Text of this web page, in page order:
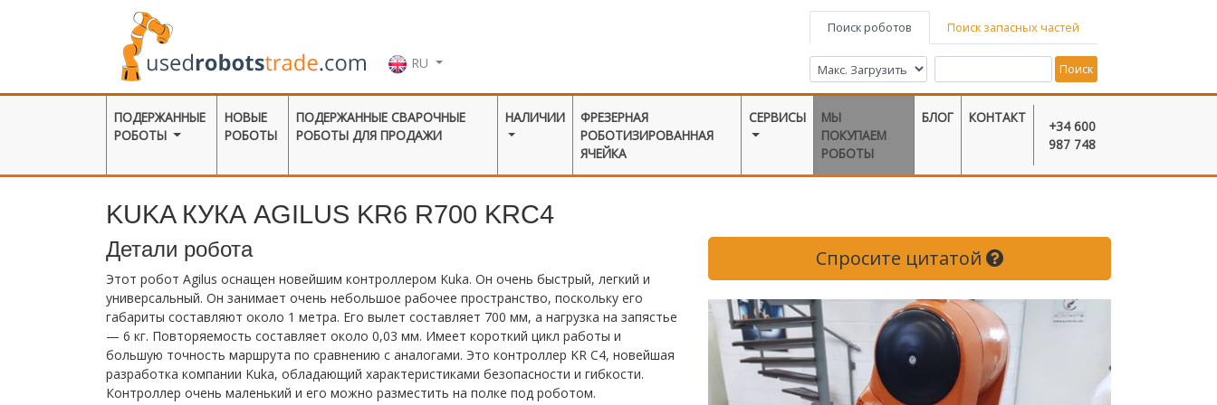
RU
Поиск роботов Поиск запасных частей
Поиск
ПОДЕРЖАННЫЕ
РОБОТЫ
НОВЫЕ
РОБОТЫ
ПОДЕРЖАННЫЕ СВАРОЧНЫЕ
РОБОТЫ ДЛЯ ПРОДАЖИ
НАЛИЧИИ
ФРЕЗЕРНАЯ
РОБОТИЗИРОВАННАЯ
ЯЧЕЙКА
СЕРВИСЫ
МЫ
ПОКУПАЕМ
РОБОТЫ
БЛОГ КОНТАКТ
+34 600
987 748
KUKA КУКА AGILUS KR6 R700 KRC4
Детали робота
Этот робот Agilus оснащен новейшим контроллером Kuka. Он очень быстрый, легкий и
универсальный. Он занимает очень небольшое рабочее пространство, поскольку его
габариты составляют около 1 метра. Его вылет составляет 700 мм, а нагрузка на запястье
— 6 кг. Повторяемость составляет около 0,03 мм. Имеет короткий цикл работы и
большую точность маршрута по сравнению с аналогами. Это контроллер KR C4, новейшая
разработка компании Kuka, обладающий характеристиками безопасности и гибкости.
Контроллер очень маленький и его можно разместить на полке под роботом.
Спросите цитатой